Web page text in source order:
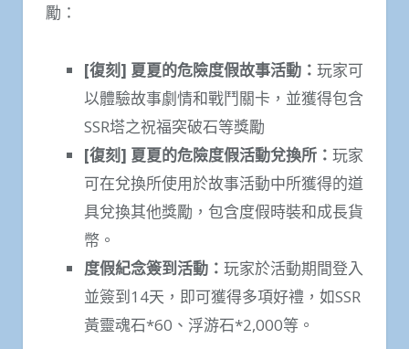
勵：
[復刻] 夏夏的危險度假故事活動： 玩家可
以體驗故事劇情和戰鬥關卡，並獲得包含
SSR塔之祝福突破石等獎勵
[復刻] 夏夏的危險度假活動兌換所： 玩家
可在兌換所使用於故事活動中所獲得的道
具兌換其他獎勵，包含度假時裝和成長貨
幣。
度假紀念簽到活動： 玩家於活動期間登入
並簽到14天，即可獲得多項好禮，如SSR
黃靈魂石*60、浮游石*2,000等。